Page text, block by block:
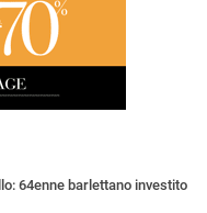
64enne barlettano investito